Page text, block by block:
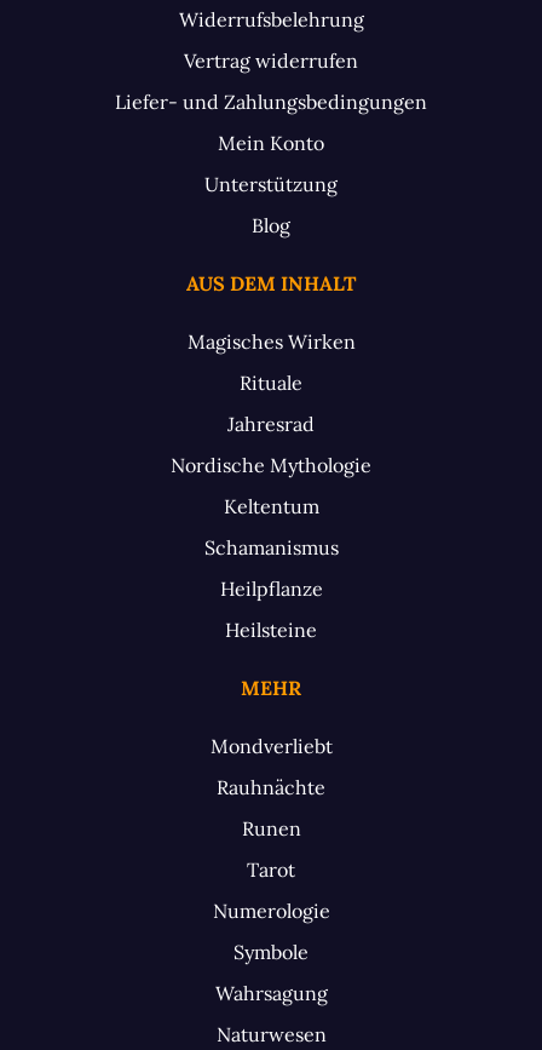
Widerrufsbelehrung
Vertrag widerrufen
Liefer- und Zahlungsbedingungen
Mein Konto
Unterstützung
Blog
AUS DEM INHALT
Magisches Wirken
Rituale
Jahresrad
Nordische Mythologie
Keltentum
Schamanismus
Heilpflanze
Heilsteine
MEHR
Mondverliebt
Rauhnächte
Runen
Tarot
Numerologie
Symbole
Wahrsagung
Naturwesen